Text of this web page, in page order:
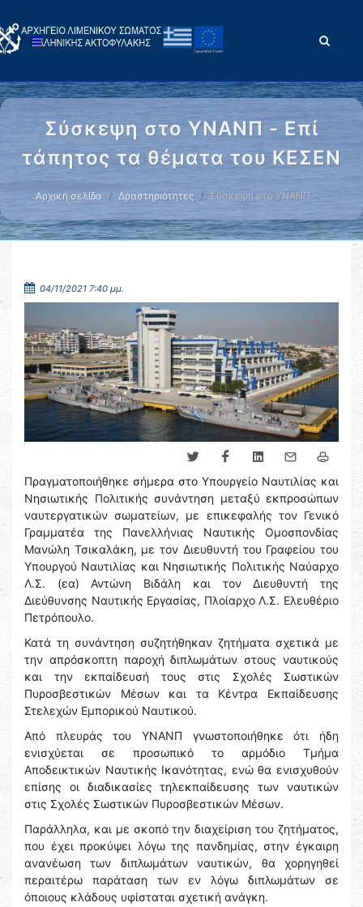
Σύσκεψη στο ΥΝΑΝΠ - Επί
τάπητος τα θέματα του ΚΕΣΕΝ
Αρχική σελίδα Δραστηριότητες Σύσκεψη στο ΥΝΑΝΠ - …
04/11/2021 7:40 μμ.
Πραγματοποιήθηκε σήμερα στο Υπουργείο Ναυτιλίας και
Νησιωτικής Πολιτικής συνάντηση μεταξύ εκπροσώπων
ναυτεργατικών σωματείων, με επικεφαλής τον Γενικό
Γραμματέα της Πανελλήνιας Ναυτικής Ομοσπονδίας
Μανώλη Τσικαλάκη, με τον Διευθυντή του Γραφείου του
Υπουργού Ναυτιλίας και Νησιωτικής Πολιτικής Ναύαρχο
Λ.Σ. (εα) Αντώνη Βιδάλη και τον Διευθυντή της
Διεύθυνσης Ναυτικής Εργασίας, Πλοίαρχο Λ.Σ. Ελευθέριο
Πετρόπουλο.
Κατά τη συνάντηση συζητήθηκαν ζητήματα σχετικά με
την απρόσκοπτη παροχή διπλωμάτων στους ναυτικούς
και την εκπαίδευσή τους στις Σχολές Σωστικών
Πυροσβεστικών Μέσων και τα Κέντρα Εκπαίδευσης
Στελεχών Εμπορικού Ναυτικού.
Από πλευράς του ΥΝΑΝΠ γνωστοποιήθηκε ότι ήδη
ενισχύεται σε προσωπικό το αρμόδιο Τμήμα
Αποδεικτικών Ναυτικής Ικανότητας, ενώ θα ενισχυθούν
επίσης οι διαδικασίες τηλεκπαίδευσης των ναυτικών
στις Σχολές Σωστικών Πυροσβεστικών Μέσων.
Παράλληλα, και με σκοπό την διαχείριση του ζητήματος,
που έχει προκύψει λόγω της πανδημίας, στην έγκαιρη
ανανέωση των διπλωμάτων ναυτικών, θα χορηγηθεί
περαιτέρω παράταση των εν λόγω διπλωμάτων σε
όποιους κλάδους υφίσταται σχετική ανάγκη.